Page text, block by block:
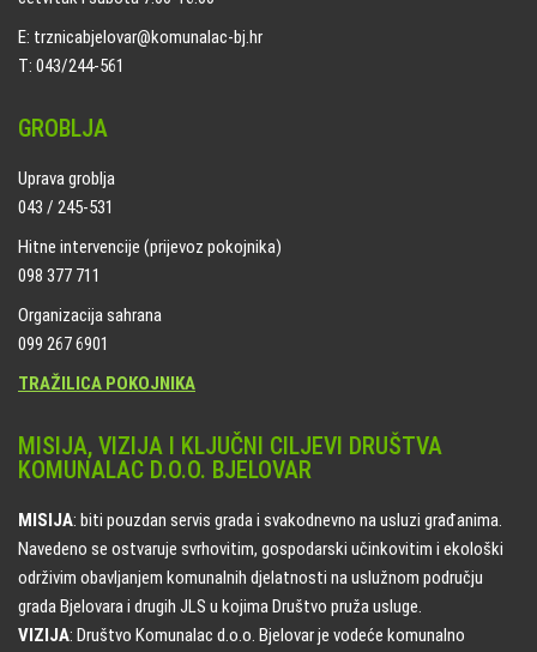
E: trznicabjelovar@komunalac-bj.hr
T: 043/244-561
GROBLJA
Uprava groblja
043 / 245-531
Hitne intervencije (prijevoz pokojnika)
098 377 711
Organizacija sahrana
099 267 6901
TRAŽILICA POKOJNIKA
MISIJA, VIZIJA I KLJUČNI CILJEVI DRUŠTVA
KOMUNALAC D.O.O. BJELOVAR
MISIJA: biti pouzdan servis grada i svakodnevno na usluzi građanima.
Navedeno se ostvaruje svrhovitim, gospodarski učinkovitim i ekološki
održivim obavljanjem komunalnih djelatnosti na uslužnom području
grada Bjelovara i drugih JLS u kojima Društvo pruža usluge.
VIZIJA: Društvo Komunalac d.o.o. Bjelovar je vodeće komunalno